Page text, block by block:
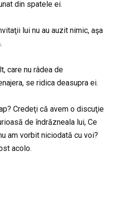
din spatele ei.
lui nu au auzit nimic, aşa
care nu râdea de
se ridica deasupra ei.
Credeţi că avem o discuţie
de îndrăzneala lui, Ce
am vorbit niciodată cu voi?
acolo.